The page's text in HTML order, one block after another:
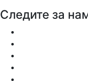
Следите за